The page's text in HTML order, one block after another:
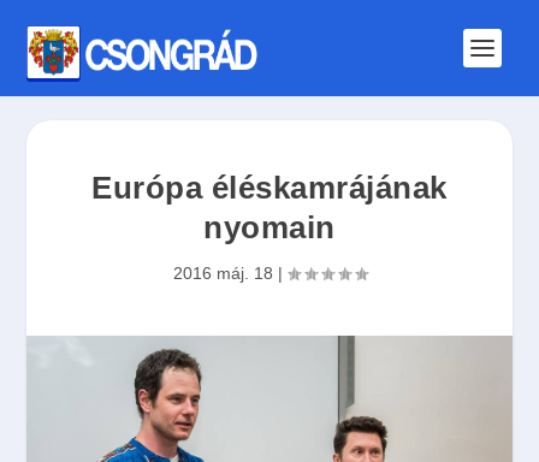
Európa éléskamrájának
nyomain
2016 máj. 18 |